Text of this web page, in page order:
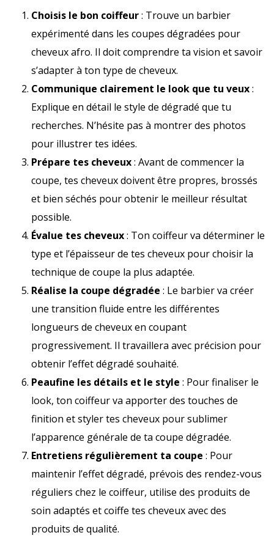
Choisis le bon coiffeur: Trouve un barbier
expérimenté dans les coupes dégradées pour
cheveux afro. Il doit comprendre ta vision et savoir
s’adapter à ton type de cheveux.
Communique clairement le look que tu veux:
Explique en détail le style de dégradé que tu
recherches. N’hésite pas à montrer des photos
pour illustrer tes idées.
Prépare tes cheveux: Avant de commencer la
coupe, tes cheveux doivent être propres, brossés
et bien séchés pour obtenir le meilleur résultat
possible.
Évalue tes cheveux: Ton coiffeur va déterminer le
type et l’épaisseur de tes cheveux pour choisir la
technique de coupe la plus adaptée.
Réalise la coupe dégradée : Le barbier va créer
une transition fluide entre les différentes
longueurs de cheveux en coupant
progressivement. Il travaillera avec précision pour
obtenir l’effet dégradé souhaité.
Peaufine les détails et le style : Pour finaliser le
look, ton coiffeur va apporter des touches de
finition et styler tes cheveux pour sublimer
l’apparence générale de ta coupe dégradée.
Entretiens régulièrement ta coupe : Pour
maintenir l’effet dégradé, prévois des rendez-vous
réguliers chez le coiffeur, utilise des produits de
soin adaptés et coiffe tes cheveux avec des
produits de qualité.